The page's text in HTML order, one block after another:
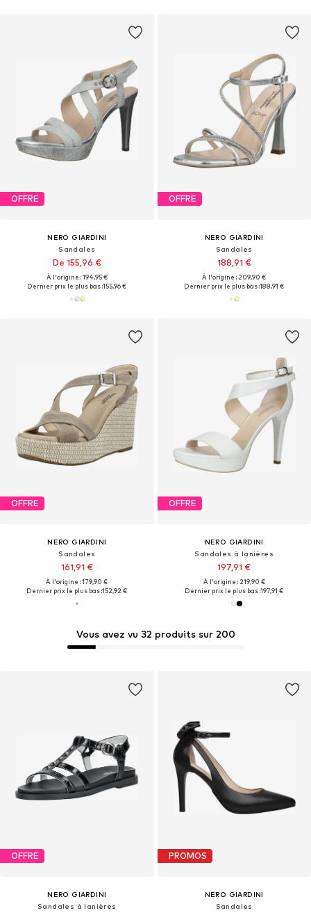
OFFRE
NERO GIARDINI
Sandales
De 155,96 €
À l'origine : 194,95 €
Dernier prix le plus bas :155,96 €
OFFRE
NERO GIARDINI
Sandales
188,91 €
À l'origine : 209,90 €
Dernier prix le plus bas :188,91 €
OFFRE
NERO GIARDINI
Sandales
161,91 €
À l'origine : 179,90 €
Dernier prix le plus bas :152,92 €
OFFRE
NERO GIARDINI
Sandales à lanières
197,91 €
À l'origine : 219,90 €
Dernier prix le plus bas :197,91 €
OFFRE
NERO GIARDINI
Sandales à lanières
Vous avez vu 32 produits sur 200
PROMOS
NERO GIARDINI
Sandales